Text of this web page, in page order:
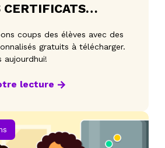
CERTIFICATS
coups des élèves avec des
gratuits à télécharger.
aujourdhui!
lecture